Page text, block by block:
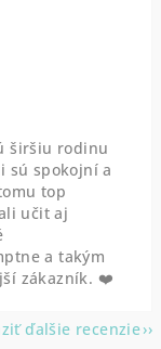
hviezdičiek.
hviezdičiek.
širšiu rodinu
sú spokojní a
top
učit aj
a takým
zákazník. ❤️
ďalšie recenzie